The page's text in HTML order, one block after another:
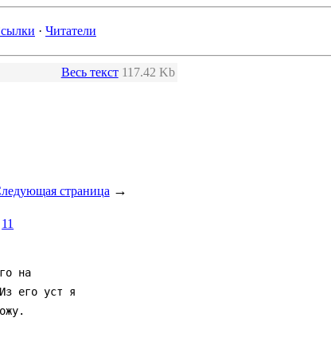
· Читатели
Весь текст 117.42 Kb
страница →
11